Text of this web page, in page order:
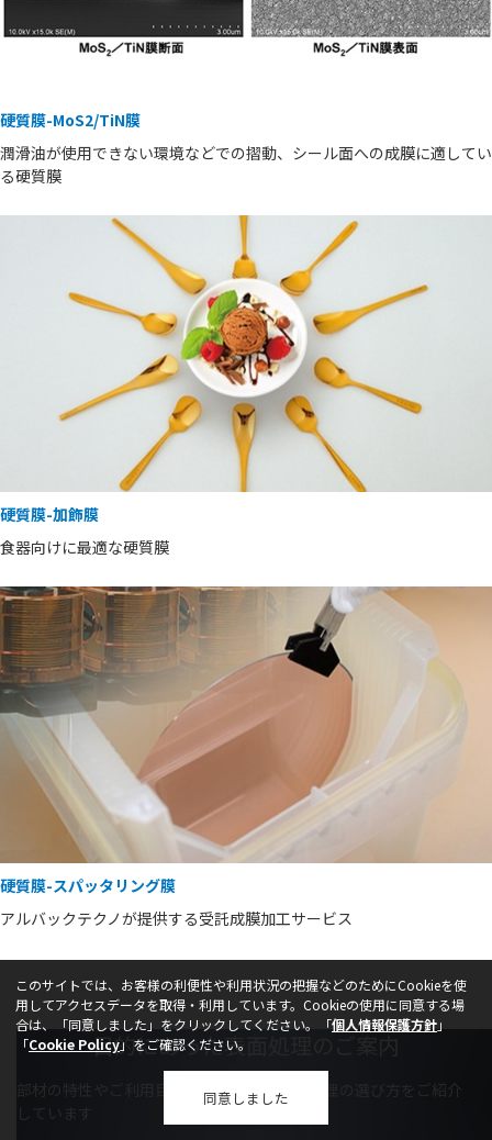
硬質膜-MoS2/TiN膜
潤滑油が使用できない環境などでの摺動、シール面への成膜に適してい
る硬質膜
硬質膜-加飾膜
食器向けに最適な硬質膜
硬質膜-スパッタリング膜
アルバックテクノが提供する受託成膜加工サービス
目的にあった表面処理のご案内
部材の特性やご利用目的による適切な表面処理の選び方をご紹介
しています
このサイトでは、お客様の利便性や利用状況の把握などのためにCookieを使
用してアクセスデータを取得・利用しています。Cookieの使用に同意する場
合は、
「同意しました」をクリックしてください。「個人情報保護方針」
「Cookie Policy当該ページを別ウィンドウで開きます
」をご確認ください。
同意しました